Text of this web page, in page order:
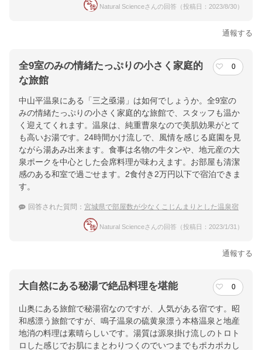
Natural Scienceさんの回答（投稿日：2023/8/30）
通報する
全9室のみの情緒たっぷりの小さく家庭的
な旅館
0
中山平温泉にある「三之亟湯」は如何でしょうか。全9室の
みの情緒たっぷりの小さく家庭的な旅館で、スタッフも温か
く迎えてくれます。温泉は、純重曹泉なので美肌効果がとて
も高いお湯です。24時間かけ流しで、風情を感じる庭園を見
ながら湯あみ出来ます。食事は名物の牛タンや、地元産の大
泉ポークを中心とした会席料理が味わえます。お部屋も清潔
感のある和室で過ごせます。2食付き2万円以下で宿泊できま
す。
回答された質問： 宮城県で部屋数が少なくこじんまりとした温泉宿
Natural Scienceさんの回答（投稿日：2023/1/31）
通報する
大自然にある秘湯で絶品料理を堪能 0
山奥にある旅館で秘湯宿なのですが、人気がある宿です。昭
和感漂う旅館ですが、鳴子温泉の硫黄泉漂う本格温泉と地産
地消の料理は素晴らしいです。湯質は源泉掛け流しのトロト
ロした感じでお肌にまとわりつくのでいつまでもポカポカし